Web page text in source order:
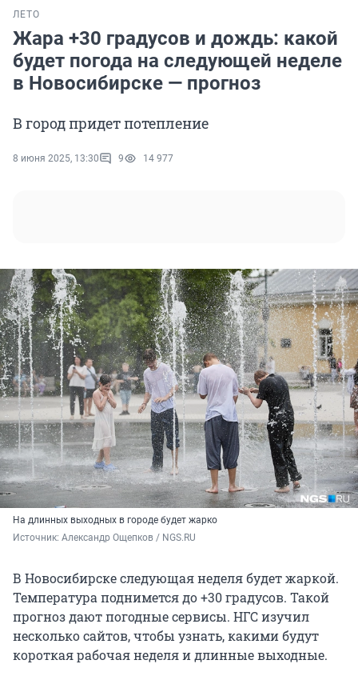
ЛЕТО
Жара +30 градусов и дождь: какой
будет погода на следующей неделе
в Новосибирске — прогноз
В город придет потепление
8 июня 2025, 13:30 9 14 977
На длинных выходных в городе будет жарко
Источник: Александр Ощепков / NGS.RU
В Новосибирске следующая неделя будет жаркой.
Температура поднимется до +30 градусов. Такой
прогноз дают погодные сервисы. НГС изучил
несколько сайтов, чтобы узнать, какими будут
короткая рабочая неделя и длинные выходные.